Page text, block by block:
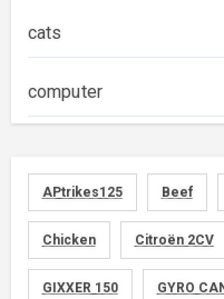
cats
computer
foods
graphics
APtrikes125 Beef
Chicken Citroën 2CV
GIXXER 150 GYRO